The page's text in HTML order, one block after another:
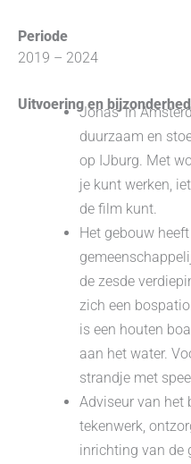
Periode
2019 – 2024
Uitvoering enJonas’ in
duurzaam en
op IJburg. Met
je kunt werken,
de film kunt.
Het gebouw
de zesde
zich een
is een houten
aan het water.
strandje met
Adviseur van het
tekenwerk,
inrichting van de